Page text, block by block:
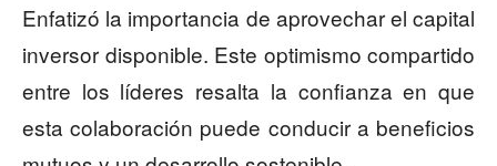
Enfatizó la importancia de aprovechar el capital
inversor disponible. Este optimismo compartido
entre los líderes resalta la confianza en que
esta colaboración puede conducir a beneficios